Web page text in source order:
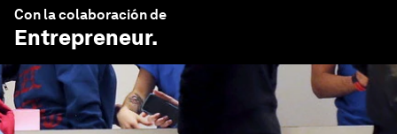
Con la colaboración de
Entrepreneur.